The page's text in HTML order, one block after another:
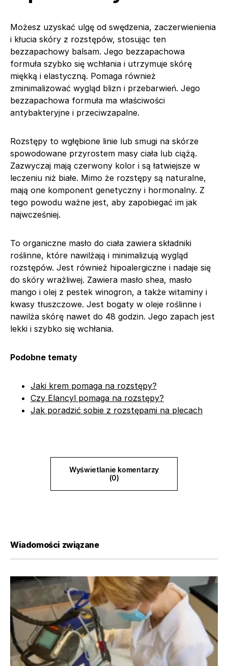
Możesz uzyskać ulgę od swędzenia, zaczerwienienia
i kłucia skóry z rozstępów, stosując ten
bezzapachowy balsam. Jego bezzapachowa
formuła szybko się wchłania i utrzymuje skórę
miękką i elastyczną. Pomaga również
zminimalizować wygląd blizn i przebarwień. Jego
bezzapachowa formuła ma właściwości
antybakteryjne i przeciwzapalne.
Rozstępy to wgłębione linie lub smugi na skórze
spowodowane przyrostem masy ciała lub ciążą.
Zazwyczaj mają czerwony kolor i są łatwiejsze w
leczeniu niż białe. Mimo że rozstępy są naturalne,
mają one komponent genetyczny i hormonalny. Z
tego powodu ważne jest, aby zapobiegać im jak
najwcześniej.
To organiczne masło do ciała zawiera składniki
roślinne, które nawilżają i minimalizują wygląd
rozstępów. Jest również hipoalergiczne i nadaje się
do skóry wrażliwej. Zawiera masło shea, masło
mango i olej z pestek winogron, a także witaminy i
kwasy tłuszczowe. Jest bogaty w oleje roślinne i
nawilża skórę nawet do 48 godzin. Jego zapach jest
lekki i szybko się wchłania.
Podobne tematy
Jaki krem pomaga na rozstępy?
Czy Elancyl pomaga na rozstępy?
Jak poradzić sobie z rozstępami na plecach
Wyświetlanie komentarzy
(0)
Wiadomości związane